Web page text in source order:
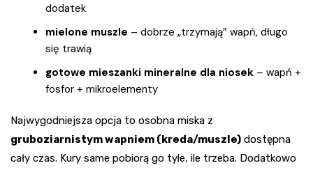
dodatek
mielone muszle – dobrze „trzymają” wapń, długo
się trawią
gotowe mieszanki mineralne dla niosek – wapń +
fosfor + mikroelementy
Najwygodniejsza opcja to osobna miska z
gruboziarnistym wapniem (kreda/muszle) dostępna
cały czas. Kury same pobiorą go tyle, ile trzeba. Dodatkowo